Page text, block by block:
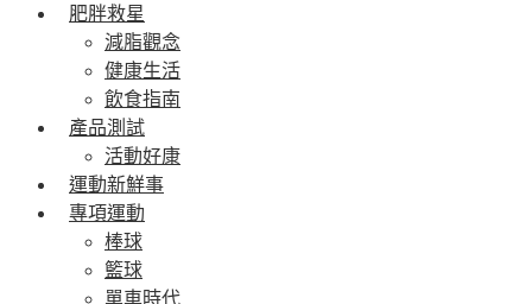
肥胖救星
減脂觀念
健康生活
飲食指南
產品測試
活動好康
運動新鮮事
專項運動
棒球
籃球
單車時代